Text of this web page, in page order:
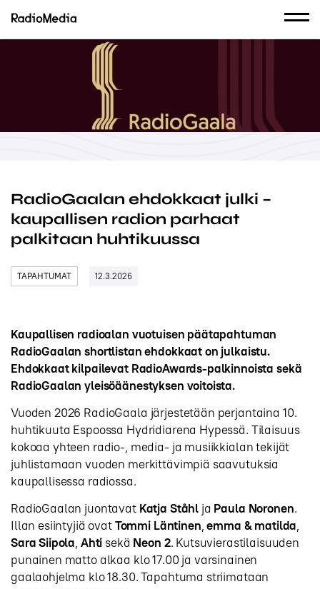
RadioGaalan ehdokkaat julki –
kaupallisen radion parhaat
palkitaan huhtikuussa
TAPAHTUMAT 12.3.2026
Kaupallisen radioalan vuotuisen päätapahtuman
RadioGaalan shortlistan ehdokkaat on julkaistu.
Ehdokkaat kilpailevat RadioAwards-palkinnoista sekä
RadioGaalan yleisöäänestyksen voitoista.
Vuoden 2026 RadioGaala järjestetään perjantaina 10.
huhtikuuta Espoossa Hydridiarena Hypessä. Tilaisuus
kokoaa yhteen radio-, media- ja musiikkialan tekijät
juhlistamaan vuoden merkittävimpiä saavutuksia
kaupallisessa radiossa.
RadioGaalan juontavat Katja Ståhl ja Paula Noronen.
Illan esiintyjiä ovatTommi Läntinen,emma & matilda,
Sara Siipola, Ahti sekä Neon 2. Kutsuvierastilaisuuden
punainen matto alkaa klo 17.00 ja varsinainen
gaalaohjelma klo 18.30. Tapahtuma striimataan